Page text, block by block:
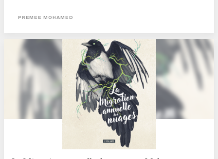
qui nous attend dans la suite de ce premier tome, clairement introductif. Mais
PREMEE MOHAMED